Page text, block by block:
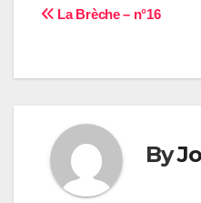
Navigation
La Brèche – n°16
By